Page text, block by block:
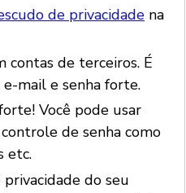
de privacidade na
contas de terceiros. É
mail e senha forte.
Você pode usar
de senha como
etc.
do seu